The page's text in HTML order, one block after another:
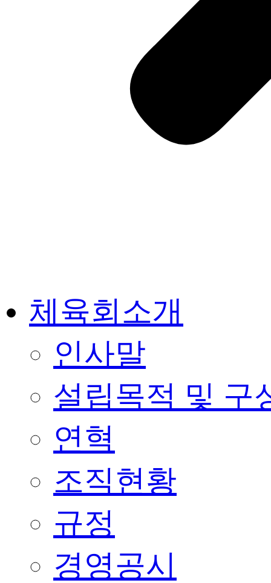
체육회소개
인사말
설립목적 및 구
연혁
조직현황
규정
경영공시